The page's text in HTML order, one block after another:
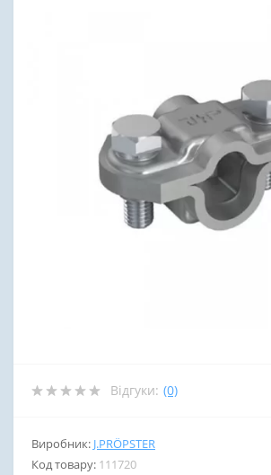
Відгуки: (0)
Виробник: J.PRÖPSTER
Код товару: 111720